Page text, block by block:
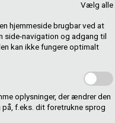
Vælg alle
hjemmeside brugbar ved at
side-navigation og adgang til
kan ikke fungere optimalt
oplysninger, der ændrer den
på, f.eks. dit foretrukne sprog